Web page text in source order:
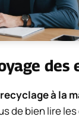
des
à la
de bien lire